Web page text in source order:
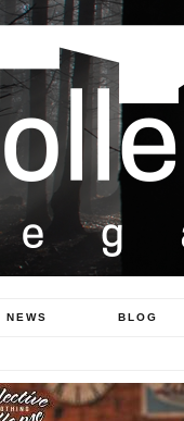
NEWS BLOG